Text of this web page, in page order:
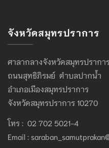
จังหวัดสมุทรปราการ
ศาลากลางจังหวัดสมุทรปรากา
ถนนสุทธิภิรมย์ ตำบลปากน้ำ
อำเภอเมืองสมุทรปราการ
จังหวัดสมุทรปราการ 10270
โทร : 02 702 5021-4
Email :